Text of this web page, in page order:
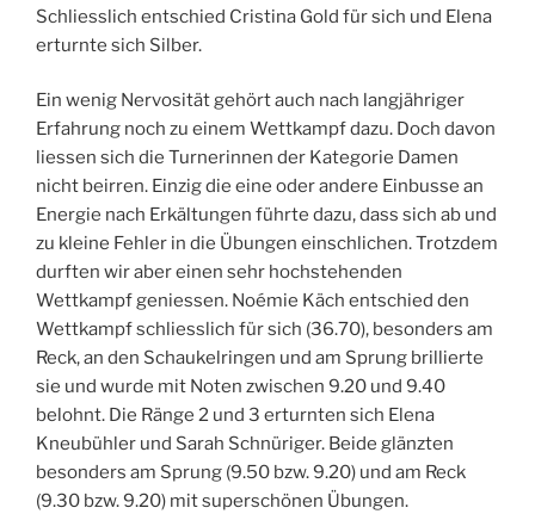
Schliesslich entschied Cristina Gold für sich und Elena
erturnte sich Silber.
Ein wenig Nervosität gehört auch nach langjähriger
Erfahrung noch zu einem Wettkampf dazu. Doch davon
liessen sich die Turnerinnen der Kategorie Damen
nicht beirren. Einzig die eine oder andere Einbusse an
Energie nach Erkältungen führte dazu, dass sich ab und
zu kleine Fehler in die Übungen einschlichen. Trotzdem
durften wir aber einen sehr hochstehenden
Wettkampf geniessen. Noémie Käch entschied den
Wettkampf schliesslich für sich (36.70), besonders am
Reck, an den Schaukelringen und am Sprung brillierte
sie und wurde mit Noten zwischen 9.20 und 9.40
belohnt. Die Ränge 2 und 3 erturnten sich Elena
Kneubühler und Sarah Schnüriger. Beide glänzten
besonders am Sprung (9.50 bzw. 9.20) und am Reck
(9.30 bzw. 9.20) mit superschönen Übungen.